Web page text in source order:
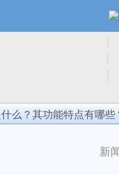
么？其功能特点有哪些
新